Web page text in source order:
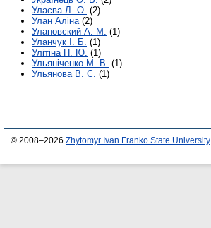
Улаєва Л. О. (2)
Улан Аліна(2)
Улановский А. М. (1)
Уланчук І. Б. (1)
Улітіна Н. Ю. (1)
Ульяніченко М. В. (1)
Ульянова В. С. (1)
© 2008–2026 Zhytomyr Ivan Franko State University